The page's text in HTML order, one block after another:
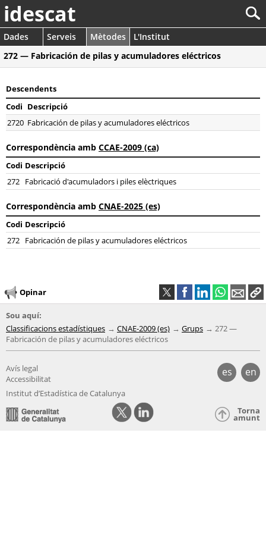
idescat
Dades Serveis Mètodes
L'Institut
272 — Fabricación de pilas y acumuladores eléctricos
Descendents
Codi Descripció
2720 Fabricación de pilas y acumuladores eléctricos
Correspondència amb CCAE-2009 (ca)
Codi Descripció
272 Fabricació d'acumuladors i piles elèctriques
Correspondència amb CNAE-2025 (es)
Codi Descripció
272 Fabricación de pilas y acumuladores eléctricos
Opinar
Sou aquí:
Classificacions estadístiques
CNAE-2009 (es) Grups
272 —
Fabricación de pilas y acumuladores eléctricos
es en
Avís legal
Accessibilitat
Institut d’Estadística de Catalunya
Torna
amunt